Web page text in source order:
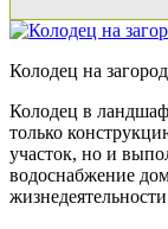
Колодец на
Колодец в
только
участок, но и
водоснабжение